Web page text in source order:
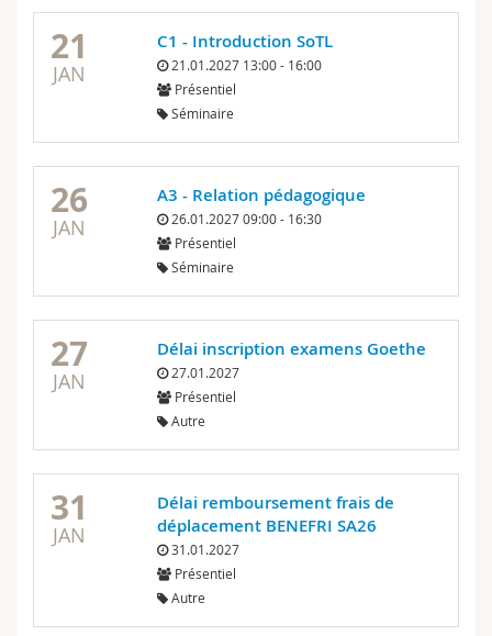
21
JAN
C1 - Introduction SoTL
21.01.2027 13:00 - 16:00
Présentiel
Séminaire
26
JAN
A3 - Relation pédagogique
26.01.2027 09:00 - 16:30
Présentiel
Séminaire
27
JAN
Délai inscription examens Goethe
27.01.2027
Présentiel
Autre
31
JAN
Délai remboursement frais de
déplacement BENEFRI SA26
31.01.2027
Présentiel
Autre